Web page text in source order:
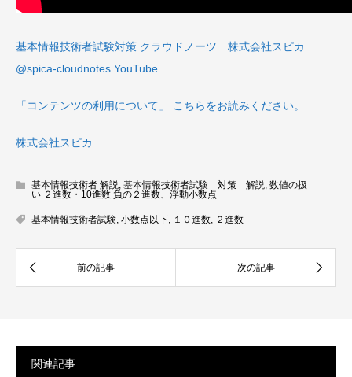
基本情報技術者試験対策 クラウドノーツ 株式会社スピカ
@spica-cloudnotes YouTube
「コンテンツの利用について」 こちらをお読みください。
株式会社スピカ
基本情報技術者 解説 基本情報技術者試験 対策 解説 数値の扱
い ２進数・10進数 負の２進数、浮動小数点
基本情報技術者試験 小数点以下 １０進数 ２進数
関連記事